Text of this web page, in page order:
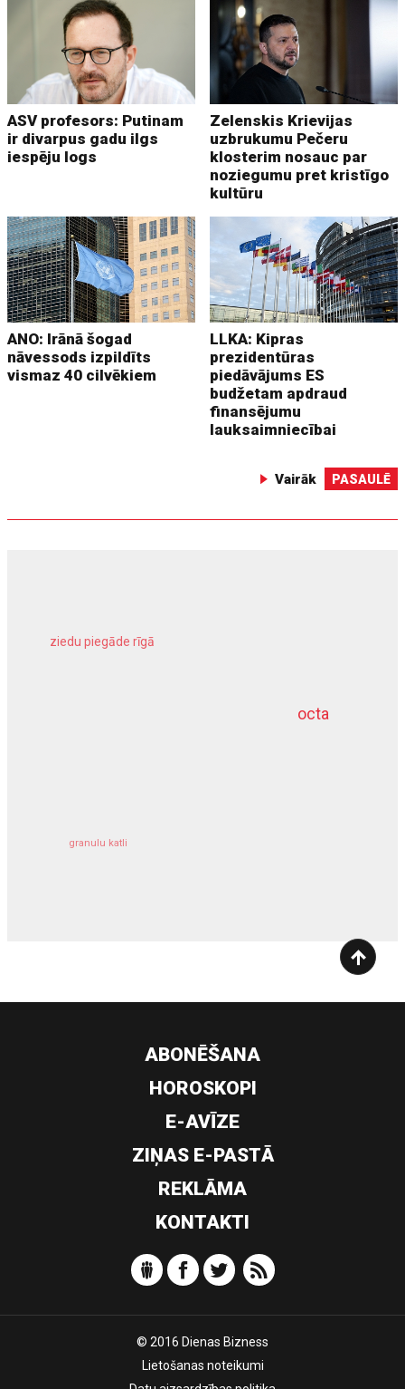
ASV profesors: Putinam
ir divarpus gadu ilgs
iespēju logs
Zelenskis Krievijas
uzbrukumu Pečeru
klosterim nosauc par
noziegumu pret kristīgo
kultūru
ANO: Irānā šogad
nāvessods izpildīts
vismaz 40 cilvēkiem
LLKA: Kipras
prezidentūras
piedāvājums ES
budžetam apdraud
finansējumu
lauksaimniecībai
Vairāk PASAULĒ
octa
ziedu piegāde rīgā
granulu katli
dziļurbums
ABONĒŠANA
HOROSKOPI
E-AVĪZE
ZIŅAS E-PASTĀ
REKLĀMA
KONTAKTI
© 2016 Dienas Bizness
Lietošanas noteikumi